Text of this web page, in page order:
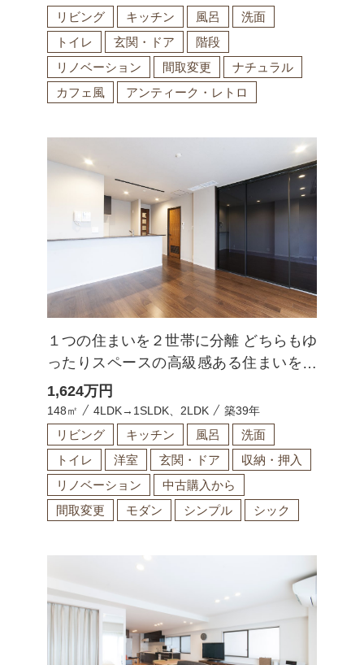
リビング キッチン 風呂
洗面
トイレ
玄関・ドア
階段
リノベーション
間取変更
ナチュラル
カフェ風
アンティーク・レトロ
１つの住まいを２世帯に分離 どちらもゆ
ったりスペースの高級感ある住まいを実
現
1,624万円
148㎡ 4LDK→1SLDK、2LDK 築39年
リビング キッチン 風呂
洗面
トイレ
洋室 玄関・ドア
収納・押入
リノベーション
中古購入から
間取変更
モダン シンプル シック